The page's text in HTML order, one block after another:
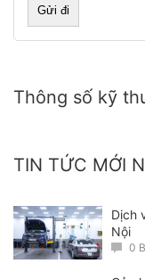
Thủ tục cấp lại
Thời gian cấp
Thông số kỹ
TIN TỨC MỚI
Dịch
Nội
0